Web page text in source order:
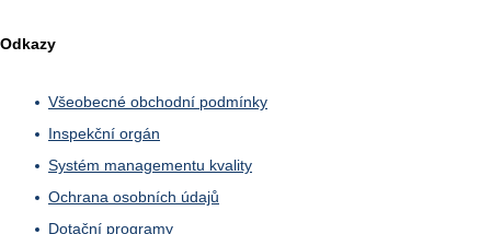
Odkazy
Všeobecné obchodní podmínky
Inspekční orgán
Systém managementu kvality
Ochrana osobních údajů
Dotační programy